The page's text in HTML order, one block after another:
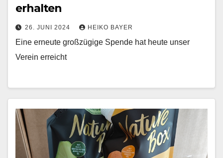
erhalten
26. JUNI 2024 HEIKO BAYER
Eine erneute großzügige Spende hat heute unser
Verein erreicht